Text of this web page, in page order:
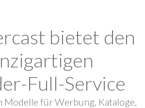
bietet den
Full-Service
für Werbung, Kataloge,